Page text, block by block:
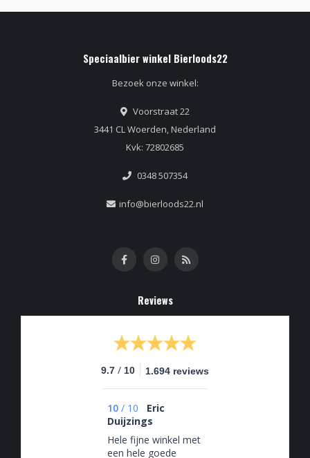
Speciaalbier winkel Bierloods22
Bezoek onze winkel:
Voorstraat 22
3441 CL Woerden, Nederland
Kvk: 72802685
0348 507354
info@bierloods22.nl
Reviews
9.7 / 10 1.694 reviews
10 / 10
Eric
Duijzings
Hele fijne winkel met
een hele goede